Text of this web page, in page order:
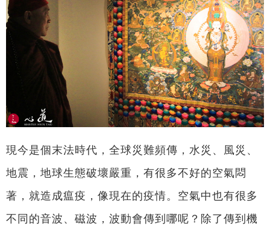
現今是個末法時代，全球災難頻傳，水災、風災、
地震，地球生態破壞嚴重，有很多不好的空氣悶
著，就造成瘟疫，像現在的疫情。空氣中也有很多
不同的音波、磁波，波動會傳到哪呢？除了傳到機